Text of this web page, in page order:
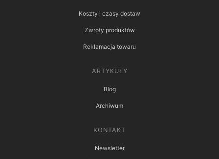
Koszty i czasy dostaw
Zwroty produktów
Reklamacja towaru
ARTYKUŁY
Blog
Archiwum
KONTAKT
Newsletter